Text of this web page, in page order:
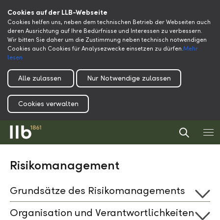
Cookies auf der LLB-Webseite
Cookies helfen uns, neben dem technischen Betrieb der Webseiten auch
deren Ausrichtung auf Ihre Bedürfnisse und Interessen zu verbessern.
Wir bitten Sie daher um die Zustimmung neben technisch notwendigen
Cookies auch Cookies für Analysezwecke einsetzen zu dürfen.Mehr
lesen
Alle zulassen Nur Notwendige zulassen
Cookies verwalten
Risikomanagement
Grundsätze des Risikomanagements
Organisation und Verantwortlichkeiten